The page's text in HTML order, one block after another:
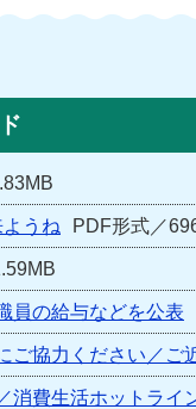
ようね PDF形式／
員の給与などを公表
ご協力ください／ご
消費生活ホットライ